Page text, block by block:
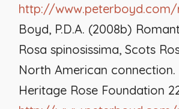
http://www.peterboyd.com/
Boyd, P.D.A. (2008b)
Rosa spinosissima, Scots
North American connection.
Heritage Rose Foundation